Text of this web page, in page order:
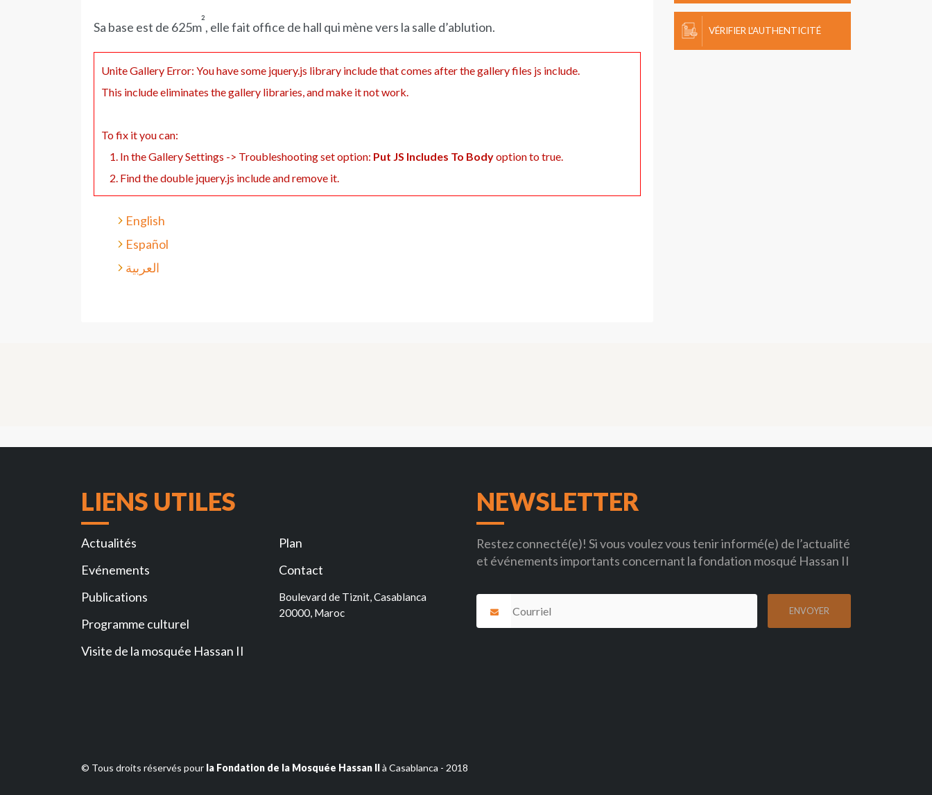
Sa base est de 625m², elle fait office de hall qui mène vers la salle d’ablution.
Unite Gallery Error: You have some jquery.js library include that comes after the gallery files js include.
This include eliminates the gallery libraries, and make it not work.
To fix it you can:
1. In the Gallery Settings -> Troubleshooting set option: Put JS Includes To Bodyoption to true.
2. Find the double jquery.js include and remove it.
English
Español
العربية
VÉRIFIER L'AUTHENTICITÉ
LIENS UTILES
Actualités
Evénements
Publications
Programme culturel
Visite de la mosquée Hassan II
Plan
Contact
Boulevard de Tiznit, Casablanca
20000, Maroc
NEWSLETTER
Restez connecté(e)! Si vous voulez vous tenir informé(e) de l’actualité
et événements importants concernant la fondation mosqué Hassan II
© Tous droits réservés pour la Fondation de la Mosquée Hassan IIà Casablanca - 2018